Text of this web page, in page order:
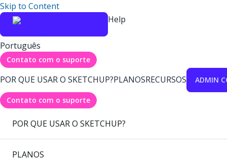
Skip to Content
Help
Português
Contato com o suporte
POR QUE USAR O SKETCHUP?PLANOSRECURSOS ADMIN
Contato com o suporte
POR QUE USAR O SKETCHUP?
PLANOS